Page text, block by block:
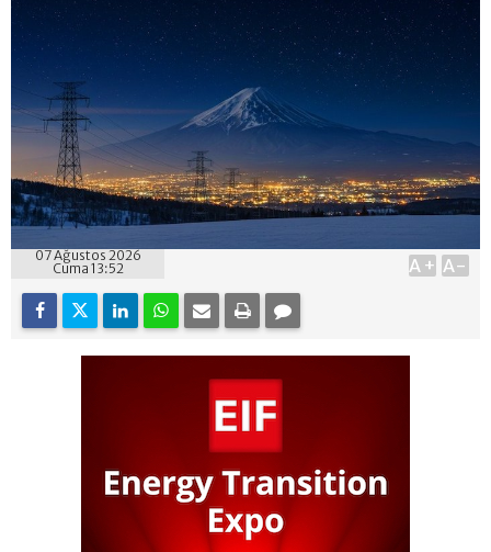
07 Ağustos 2026
Cuma 13:52
A+ A-